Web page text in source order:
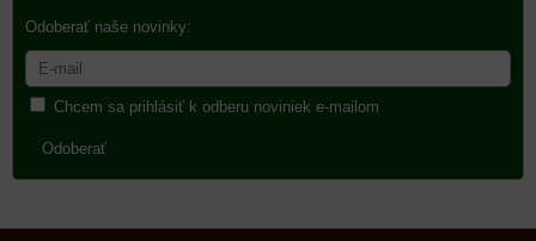
Odoberať naše novinky:
Chcem sa prihlásiť k odberu noviniek e-mailom
Odoberať